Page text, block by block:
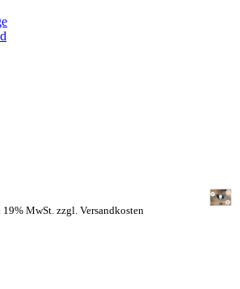
MwSt. zzgl. Versandkosten